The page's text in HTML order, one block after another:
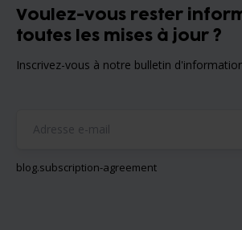
Voulez-vous rester
toutes les mises à jour ?
Inscrivez-vous à notre bulletin
blog.subscription-agreement